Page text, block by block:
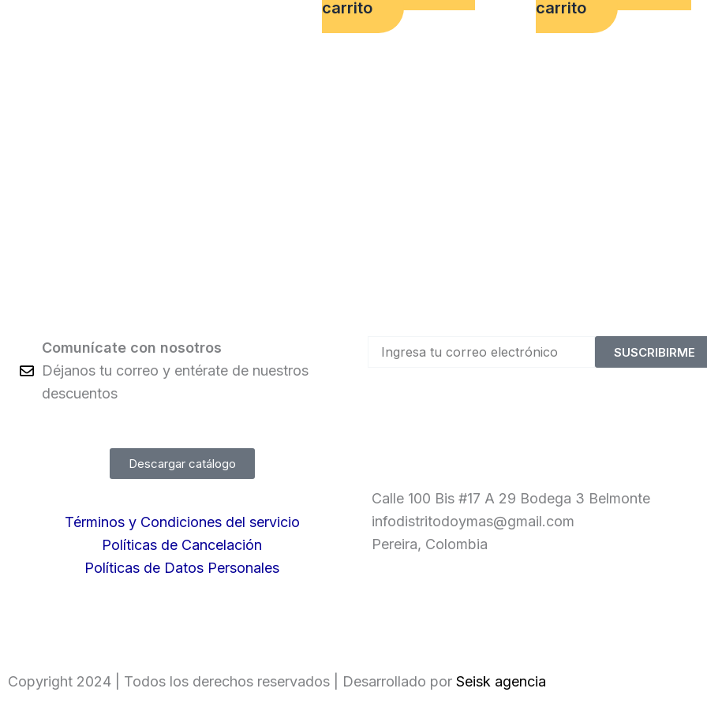
carrito
carrito
Comunícate con nosotros
Déjanos tu correo y entérate de nuestros
descuentos
SUSCRIBIRME
Descargar catálogo
Términos y Condiciones del servicio
Políticas de Cancelación
Políticas de Datos Personales
Calle 100 Bis #17 A 29 Bodega 3 Belmonte
infodistritodoymas@gmail.com
Pereira, Colombia
Copyright 2024 | Todos los derechos reservados | Desarrollado por Seisk agencia